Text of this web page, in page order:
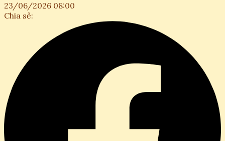
23/06/2026 08:00
Chia sẻ: